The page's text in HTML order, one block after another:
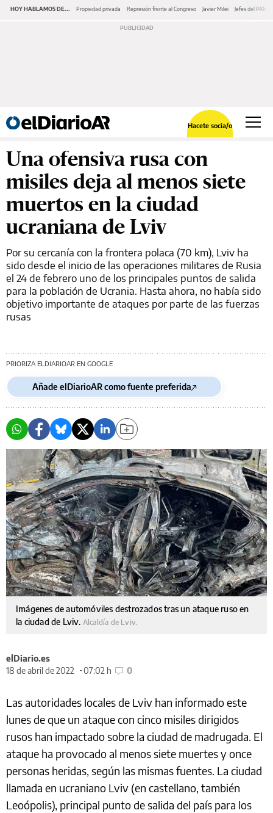
HOY HABLAMOS DE... Propiedad privada Represión frente al Congreso Javier Milei Jefes del PAMI
Hacete socia/o
Una ofensiva rusa con
misiles deja al menos siete
muertos en la ciudad
ucraniana de Lviv
Por su cercanía con la frontera polaca (70 km), Lviv ha
sido desde el inicio de las operaciones militares de Rusia
el 24 de febrero uno de los principales puntos de salida
para la población de Ucrania. Hasta ahora, no había sido
objetivo importante de ataques por parte de las fuerzas
rusas
PRIORIZA ELDIARIOAR EN GOOGLE
Añade elDiarioAR como fuente preferida
Imágenes de automóviles destrozados tras un ataque ruso en
la ciudad de Lviv. Alcaldía de Lviv.
elDiario.es
18 de abril de 2022
07:02 h 0
Las autoridades locales de Lviv han informado este
lunes de que un ataque con cinco misiles dirigidos
rusos han impactado sobre la ciudad de madrugada. El
ataque ha provocado al menos siete muertes y once
personas heridas, según las mismas fuentes. La ciudad
llamada en ucraniano Lviv (en castellano, también
Leoópolis), principal punto de salida del país para los